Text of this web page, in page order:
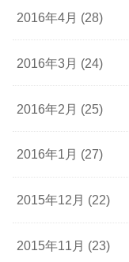
2016年4月 (28)
2016年3月 (24)
2016年2月 (25)
2016年1月 (27)
2015年12月 (22)
2015年11月 (23)